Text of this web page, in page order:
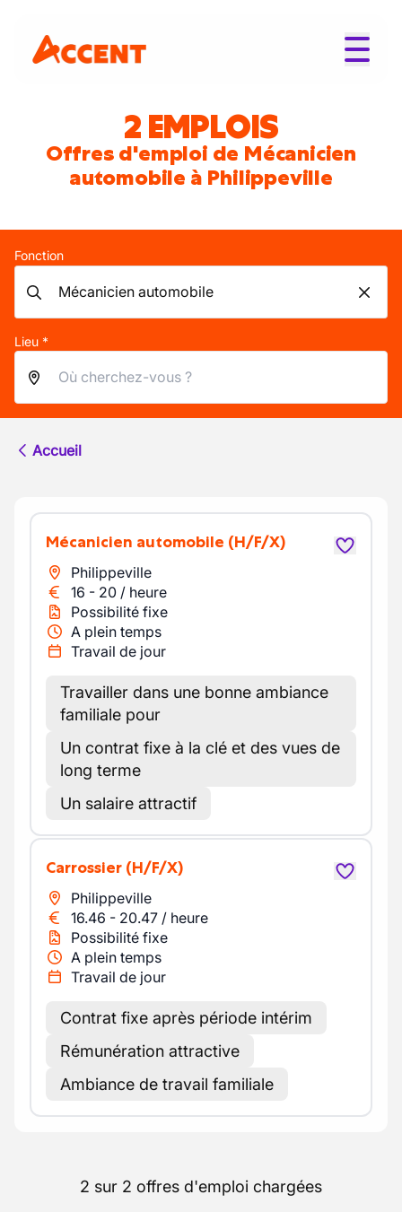
2 EMPLOIS
Offres d'emploi de Mécanicien
automobile à Philippeville
Fonction
Lieu *
Accueil
Mécanicien automobile (H/F/X)
Philippeville
16 - 20 / heure
Possibilité fixe
A plein temps
Travail de jour
Travailler dans une bonne ambiance
familiale pour
Un contrat fixe à la clé et des vues de
long terme
Un salaire attractif
Carrossier (H/F/X)
Philippeville
16.46 - 20.47 / heure
Possibilité fixe
A plein temps
Travail de jour
Contrat fixe après période intérim
Rémunération attractive
Ambiance de travail familiale
2 sur 2 offres d'emploi chargées